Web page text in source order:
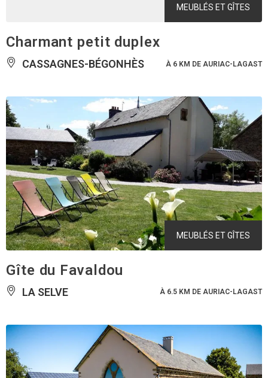
MEUBLÉS ET GÎTES
Charmant petit duplex
CASSAGNES-BÉGONHÈS À 6 KM DE AURIAC-LAGAST
MEUBLÉS ET GÎTES
Gîte du Favaldou
LA SELVE À 6.5 KM DE AURIAC-LAGAST